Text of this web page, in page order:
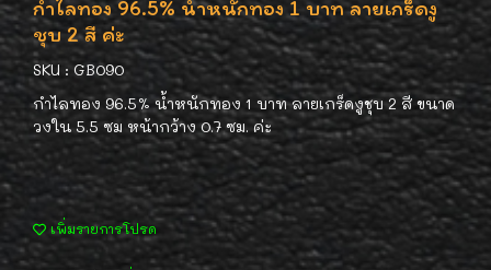
กำไลทอง 96.5% น้ำหนักทอง 1 บาท ลายเกร็ดงู
ชุบ 2 สี ค่ะ
SKU : GB090
กำไลทอง 96.5% น้ำหนักทอง 1 บาท ลายเกร็ดงูชุบ 2 สี ขนาด
วงใน 5.5 ซม หน้ากว้าง 0.7 ซม. ค่ะ
เพิ่มรายการโปรด